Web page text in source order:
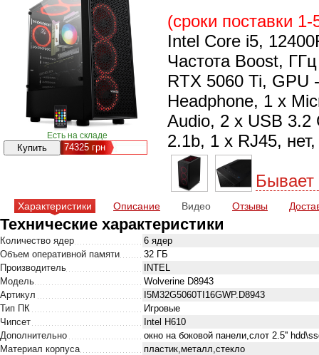
Есть на складе
74325грн
(сроки поставки
Intel Core i5,
Частота Boost,
RTX 5060 Ti, GPU
Нeadphone, 1 х
Audio, 2 x USB 3.2
2.1b, 1 x RJ45,
Характеристики Описание Видео Отзывы
Технические характеристики
Количество ядер
6 ядер
Объем оперативной памяти
32 ГБ
Производитель
INTEL
Модель
Wolverine D8943
Артикул
I5M32G5060TI16GWP.D8943
Тип ПК
Игровые
Чипсет
Intel H610
Дополнительно
окно на боковой панели,слот 2.5''
Материал корпуса
пластик,металл,стекло